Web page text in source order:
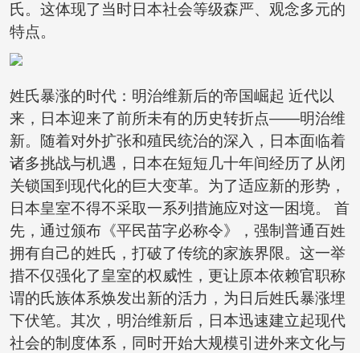
氏。这体现了当时日本社会等级森严、观念多元的
特点。
姓氏暴涨的时代：明治维新后的帝国崛起 近代以
来，日本迎来了前所未有的历史转折点——明治维
新。随着对外扩张和殖民统治的深入，日本面临着
诸多挑战与机遇，日本在短短几十年间经历了从闭
关锁国到现代化的巨大变革。为了适应新的形势，
日本皇室不得不采取一系列措施应对这一困境。 首
先，通过颁布《平民苗字必称令》，强制普通百姓
拥有自己的姓氏，打破了传统的家族界限。这一举
措不仅强化了皇室的权威性，更让原本依赖官职称
谓的氏族体系焕发出新的活力，为日后姓氏暴涨埋
下伏笔。其次，明治维新后，日本迅速建立起现代
社会的制度体系，同时开始大规模引进外来文化与